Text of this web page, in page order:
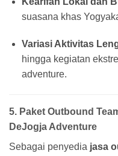
suasana khas
Variasi Aktivitas
hingga kegiatan
adventure.
5. Paket Outbound
DeJogja Adventure
Sebagai penyedia jasa